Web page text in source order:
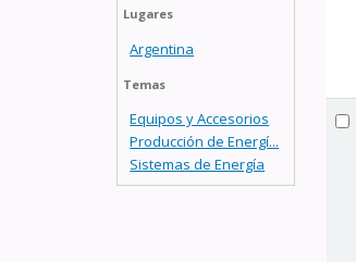
Lugares
Argentina
Temas
Equipos y Accesorios
Producción de Energí...
Sistemas de Energía